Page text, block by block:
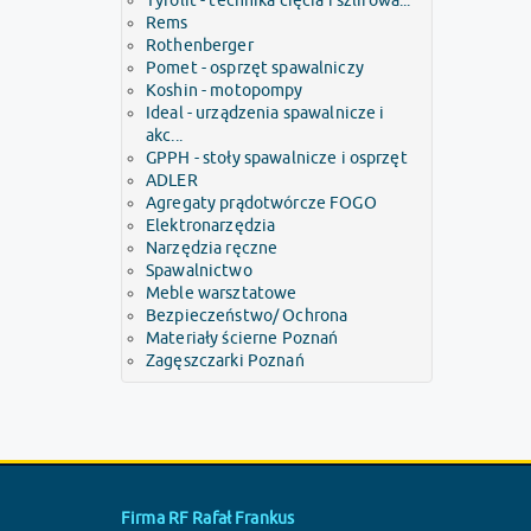
Rems
Rothenberger
Pomet - osprzęt spawalniczy
Koshin - motopompy
Ideal - urządzenia spawalnicze i
akc...
GPPH - stoły spawalnicze i osprzęt
ADLER
Agregaty prądotwórcze FOGO
Elektronarzędzia
Narzędzia ręczne
Spawalnictwo
Meble warsztatowe
Bezpieczeństwo/ Ochrona
Materiały ścierne Poznań
Zagęszczarki Poznań
Firma RF Rafał Frankus